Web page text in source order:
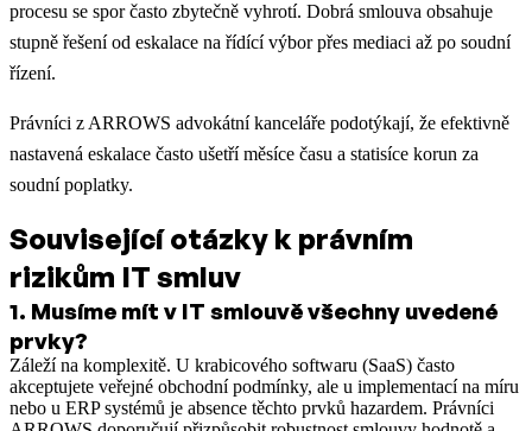
procesu se spor často zbytečně vyhrotí. Dobrá smlouva obsahuje
stupně řešení od eskalace na řídící výbor přes mediaci až po soudní
řízení.
Právníci z ARROWS advokátní kanceláře podotýkají, že efektivně
nastavená eskalace často ušetří měsíce času a statisíce korun za
soudní poplatky.
Související otázky k právním
rizikům IT smluv
1. Musíme mít v IT smlouvě všechny uvedené
prvky?
Záleží na komplexitě. U krabicového softwaru (SaaS) často
akceptujete veřejné obchodní podmínky, ale u implementací na míru
nebo u ERP systémů je absence těchto prvků hazardem. Právníci